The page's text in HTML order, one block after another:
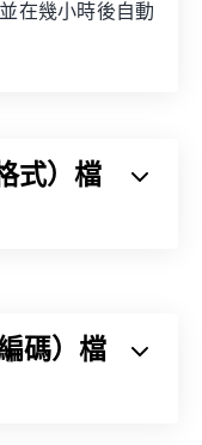
在幾小時後自動
式）檔
播放器，但不支
碼）檔